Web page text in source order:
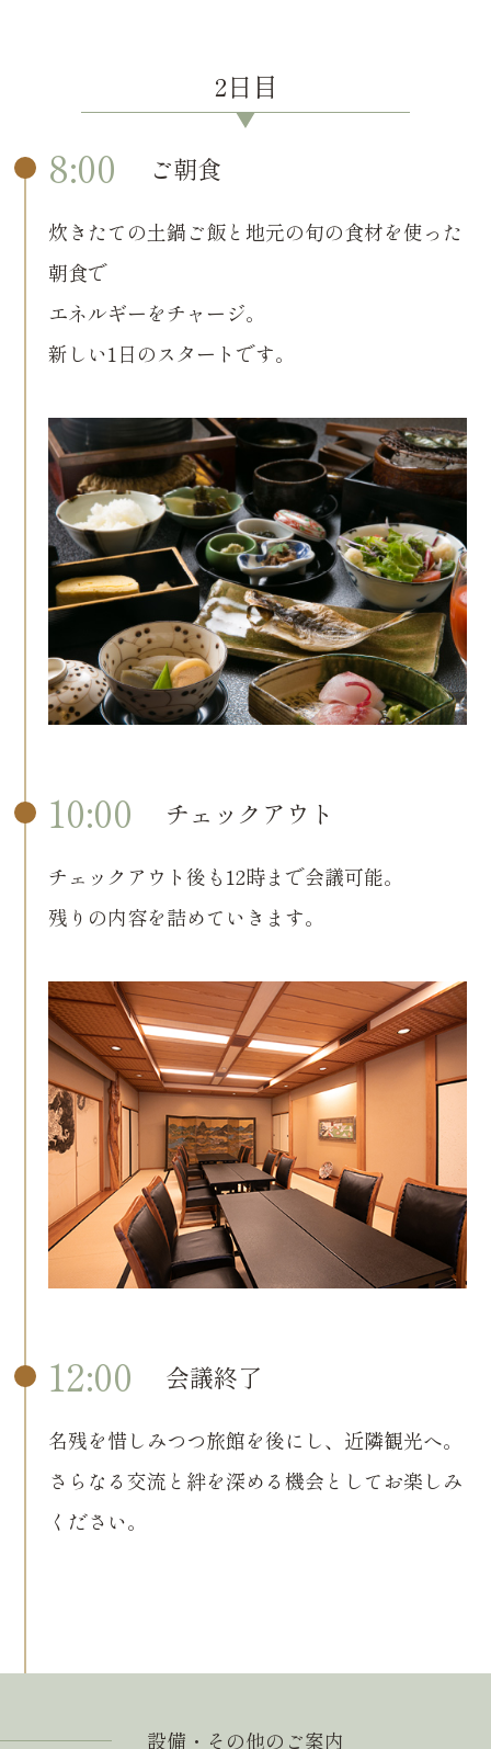
2日目
8:00 ご朝食
炊きたての土鍋ご飯と地元の旬の食材を使った
朝食で
エネルギーをチャージ。
新しい1日のスタートです。
10:00 チェックアウト
チェックアウト後も12時まで会議可能。
残りの内容を詰めていきます。
12:00 会議終了
名残を惜しみつつ旅館を後にし、近隣観光へ。
さらなる交流と絆を深める機会としてお楽しみ
ください。
設備・その他のご案内